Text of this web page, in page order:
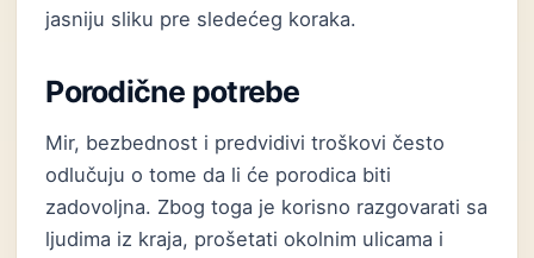
jasniju sliku pre sledećeg koraka.
Porodične potrebe
Mir, bezbednost i predvidivi troškovi često
odlučuju o tome da li će porodica biti
zadovoljna. Zbog toga je korisno razgovarati sa
ljudima iz kraja, prošetati okolnim ulicama i